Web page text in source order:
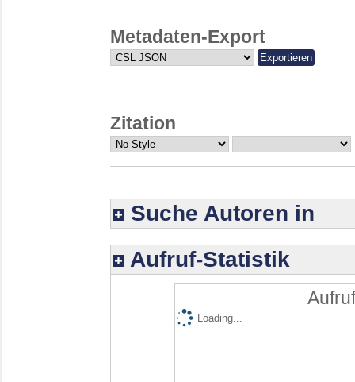
Metadaten-Export
Zitation
Suche Autoren in
Aufruf-Statistik
Loading...